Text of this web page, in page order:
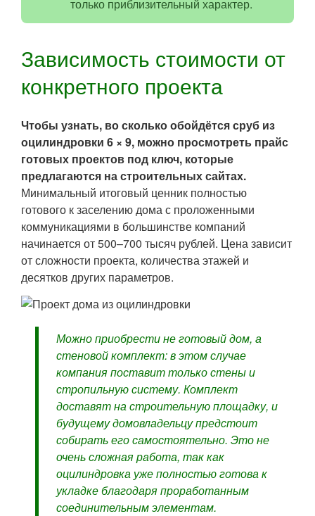
только приблизительный характер.
Зависимость стоимости от
конкретного проекта
Чтобы узнать, во сколько обойдётся сруб из
оцилиндровки 6 × 9, можно просмотреть прайс
готовых проектов под ключ, которые
предлагаются на строительных сайтах.
Минимальный итоговый ценник полностью
готового к заселению дома с проложенными
коммуникациями в большинстве компаний
начинается от 500–700 тысяч рублей. Цена зависит
от сложности проекта, количества этажей и
десятков других параметров.
Можно приобрести не готовый дом, а
стеновой комплект: в этом случае
компания поставит только стены и
стропильную систему. Комплект
доставят на строительную площадку, и
будущему домовладельцу предстоит
собирать его самостоятельно. Это не
очень сложная работа, так как
оцилиндровка уже полностью готова к
укладке благодаря проработанным
соединительным элементам.